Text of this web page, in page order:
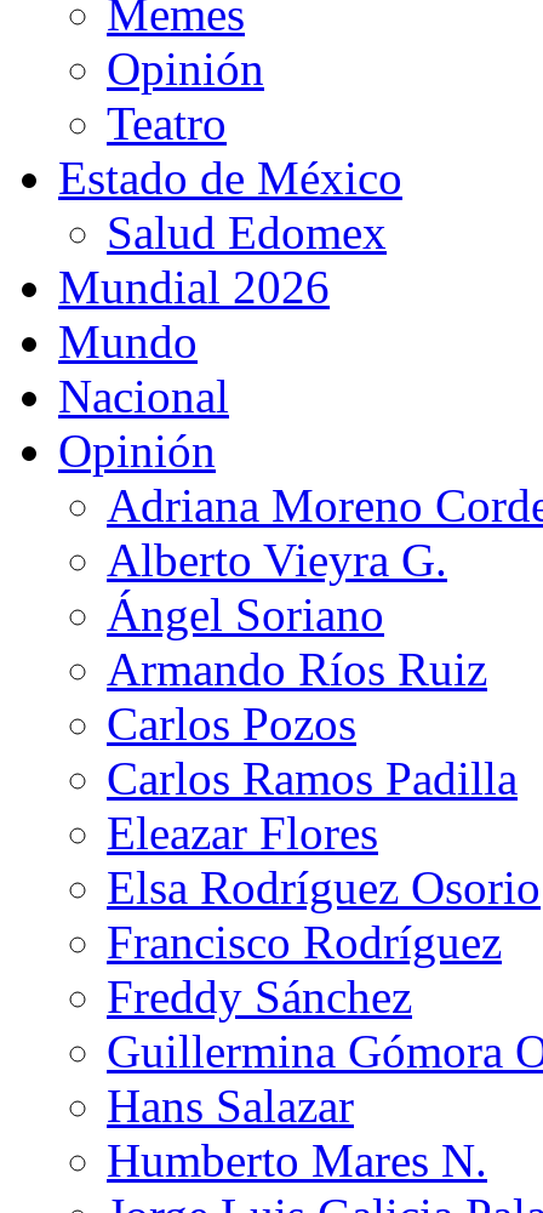
Memes
Opinión
Teatro
Estado de México
Salud Edomex
Mundial 2026
Mundo
Nacional
Opinión
Adriana Moreno
Alberto Vieyra G.
Ángel Soriano
Armando Ríos Ruiz
Carlos Pozos
Carlos Ramos Padilla
Eleazar Flores
Elsa Rodríguez Osorio
Francisco Rodríguez
Freddy Sánchez
Guillermina Gómora
Hans Salazar
Humberto Mares N.